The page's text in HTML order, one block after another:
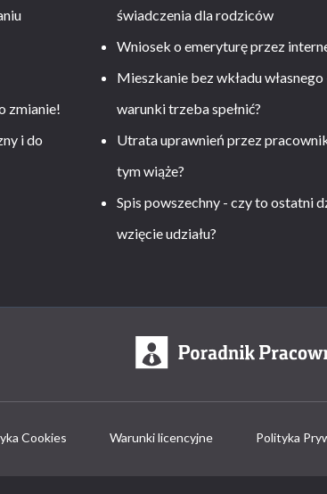
zmianie!
i do
świadczenia dla rodziców
Wniosek o emeryturę przez
Mieszkanie bez wkładu
warunki trzeba spełnić?
Utrata uprawnień przez
tym wiąże?
Spis powszechny - czy to ostatni
wzięcie udziału?
Cookies Warunki licencyjne Polityka